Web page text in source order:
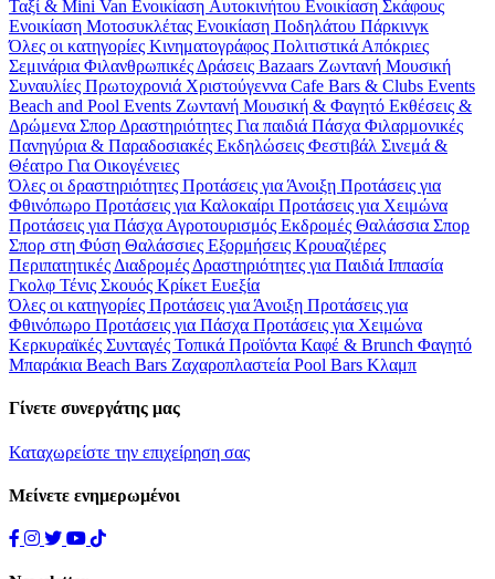
Ταξί & Μini Van Ενοικίαση Aυτοκινήτου Ενοικίαση Σκάφους
Ενοικίαση Μοτοσυκλέτας Ενοικίαση Ποδηλάτου Πάρκινγκ
Όλες οι κατηγορίες Κινηματογράφος Πολιτιστικά Απόκριες
Σεμινάρια Φιλανθρωπικές Δράσεις Bazaars Ζωντανή Μουσική
Συναυλίες Πρωτοχρονιά Χριστούγεννα Cafe Bars & Clubs Events
Beach and Pool Events Ζωντανή Μουσική & Φαγητό Εκθέσεις &
Δρώμενα Σπορ Δραστηριότητες Για παιδιά Πάσχα Φιλαρμονικές
Πανηγύρια & Παραδοσιακές Εκδηλώσεις Φεστιβάλ Σινεμά &
Θέατρο Για Οικογένειες
Όλες οι δραστηριότητες Προτάσεις για Άνοιξη Προτάσεις για
Φθινόπωρο Προτάσεις για Καλοκαίρι Προτάσεις για Χειμώνα
Προτάσεις για Πάσχα Αγροτουρισμός Εκδρομές Θαλάσσια Σπορ
Σπορ στη Φύση Θαλάσσιες Εξορμήσεις Κρουαζιέρες
Περιπατητικές Διαδρομές Δραστηριότητες για Παιδιά Ιππασία
Γκολφ Τένις Σκουός Κρίκετ Ευεξία
Όλες οι κατηγορίες Προτάσεις για Άνοιξη Προτάσεις για
Φθινόπωρο Προτάσεις για Πάσχα Προτάσεις για Χειμώνα
Κερκυραϊκές Συνταγές Τοπικά Προϊόντα Καφέ & Brunch Φαγητό
Μπαράκια Beach Bars Ζαχαροπλαστεία Pool Bars Κλαμπ
Γίνετε συνεργάτης μας
Καταχωρείστε την επιχείρηση σας
Μείνετε ενημερωμένοι